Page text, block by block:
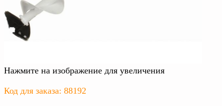
Нажмите на изображение для увеличения
Код для заказа: 88192